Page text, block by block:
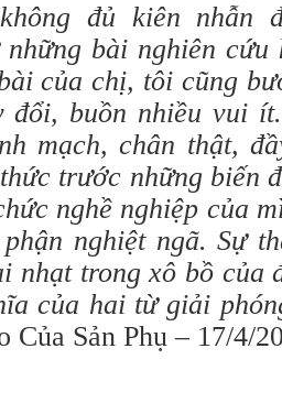
đủ kiên nhẫn
bài nghiên cứu
của chị, tôi cũng
đổi, buồn nhiều vui
mạch, chân thật,
trước những biến
nghề nghiệp của
nghiệt ngã. Sự
nhạt trong xô bồ của
của hai từ giải
Của Sản Phụ – 17/4/